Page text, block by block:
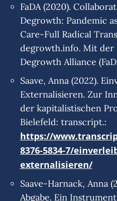
FaDA (2020).
Degrowth: Pandemic
Care-Full Radical
degrowth.info. Mit der
Degrowth Alliance
Saave, Anna (2022).
Externalisieren. Zur
der kapitalistischen
Bielefeld: transcript.:
https://
8376-5834-7/
externalisieren/
Saave-Harnack, Anna
Abgabe. Ein